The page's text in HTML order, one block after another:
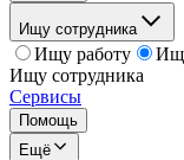
Ищу сотрудника
Ищу работу
Ищу сотрудника
Сервисы
Помощь
Ещё